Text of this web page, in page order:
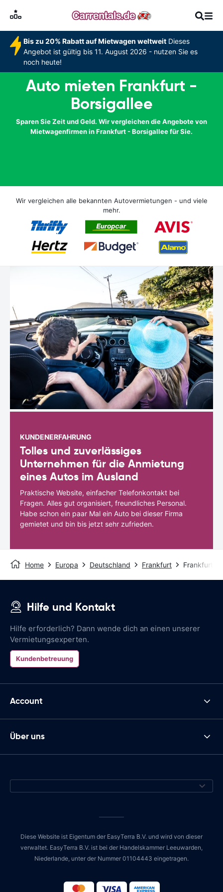
Bis zu 20% Rabatt auf Mietwagen weltweitDieses
Angebot ist gültig bis 11. August 2026 - nutzen Sie es
noch heute!
Auto mieten Frankfurt -
Borsigallee
Sparen Sie Zeit und Geld. Wir vergleichen die Angebote von
Mietwagenfirmen in Frankfurt - Borsigallee für Sie.
Wir vergleichen alle bekannten Autovermietungen - und viele
mehr.
KUNDENERFAHRUNG
Tolles und zuverlässiges
Unternehmen für die Anmietung
eines Autos im Ausland
Praktische Website, einfacher Telefonkontakt bei
Fragen. Alles gut organisiert, freundliches Personal.
Habe schon ein paar Mal ein Auto bei dieser Firma
gemietet und bin bis jetzt sehr zufrieden.
Home Europa Deutschland Frankfurt Frankfurt -
Hilfe und Kontakt
Hilfe erforderlich? Dann wende dich an einen unserer
Vermietungsexperten.
Kundenbetreuung
Account
Über uns
Diese Website ist Eigentum der EasyTerra B.V. und wird von dieser
verwaltet. EasyTerra B.V. ist bei der Handelskammer Leeuwarden,
Niederlande, unter der Nummer 01104443 eingetragen.